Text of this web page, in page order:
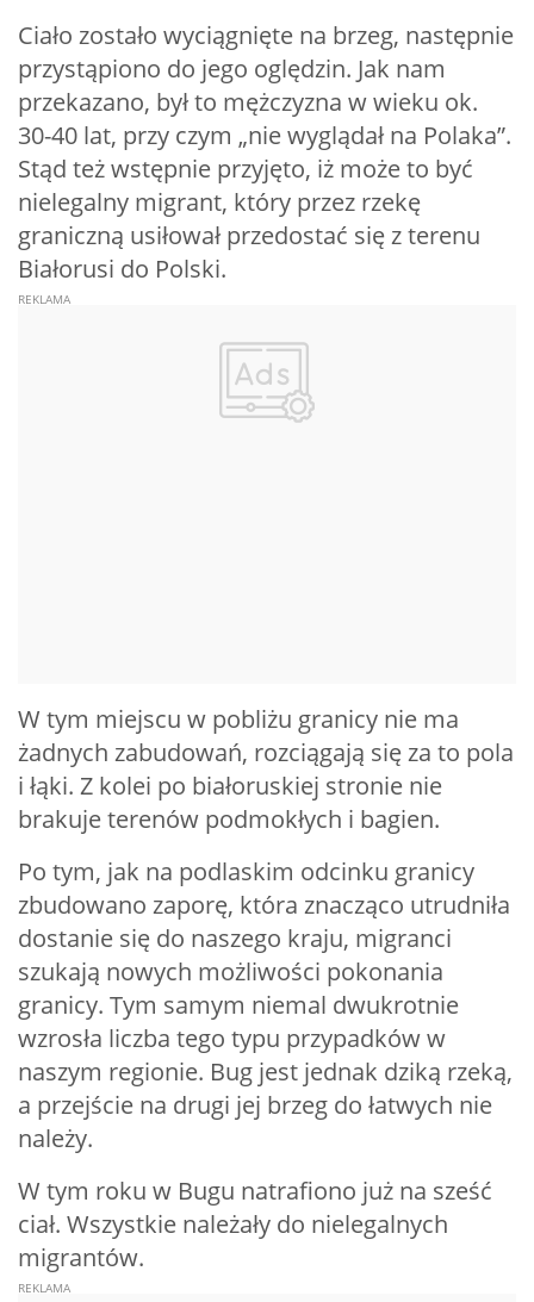
Ciało zostało wyciągnięte na brzeg, następnie
przystąpiono do jego oględzin. Jak nam
przekazano, był to mężczyzna w wieku ok.
30-40 lat, przy czym „nie wyglądał na Polaka”.
Stąd też wstępnie przyjęto, iż może to być
nielegalny migrant, który przez rzekę
graniczną usiłował przedostać się z terenu
Białorusi do Polski.
W tym miejscu w pobliżu granicy nie ma
żadnych zabudowań, rozciągają się za to pola
i łąki. Z kolei po białoruskiej stronie nie
brakuje terenów podmokłych i bagien.
Po tym, jak na podlaskim odcinku granicy
zbudowano zaporę, która znacząco utrudniła
dostanie się do naszego kraju, migranci
szukają nowych możliwości pokonania
granicy. Tym samym niemal dwukrotnie
wzrosła liczba tego typu przypadków w
naszym regionie. Bug jest jednak dziką rzeką,
a przejście na drugi jej brzeg do łatwych nie
należy.
W tym roku w Bugu natrafiono już na sześć
ciał. Wszystkie należały do nielegalnych
migrantów.